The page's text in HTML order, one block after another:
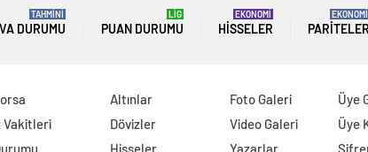
DURUMU
TAHMİNİ
PUAN DURUMU
LİG
HISSELER
EKONOMİ
PARITELER
EKONOMİ
Vakitleri
Altınlar
Dövizler
Hisseler
Foto Galeri
Video Galeri
Yazarlar
Üye
Üye